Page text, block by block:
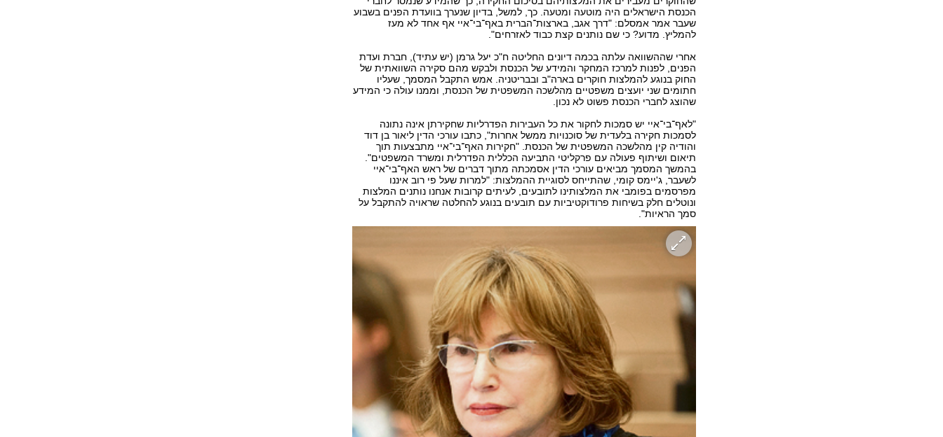
הכנסת הישראלים היה מוטעה ומטעה. כך, למשל, בדיון שנערך בוועדת הפנים בשבוע
שעבר אמר אמסלם: "דרך אגב, בארצות־הברית באף־בי־איי אף אחד לא מעז
להמליץ. מדוע? כי שם נותנים קצת כבוד לאזרחים".
אחרי שההשוואה עלתה בכמה דיונים החליטה ח"כ יעל גרמן (יש עתיד), חברת ועדת
הפנים, לפנות למרכז המחקר והמידע של הכנסת ולבקש מהם סקירה השוואתית של
החוק בנוגע להמלצות חוקרים בארה"ב ובבריטניה. אמש התקבל המסמך, שעליו
חתומים שני יועצים משפטיים מהלשכה המשפטית של הכנסת, וממנו עולה כי המידע
שהוצג לחברי הכנסת פשוט לא נכון.
"לאף־בי־איי יש סמכות לחקור את כל העבירות הפדרליות שחקירתן אינה נתונה
לסמכות חקירה בלעדית של סוכנויות ממשל אחרות", כתבו עורכי הדין ליאור בן דוד
והודיה קין מהלשכה המשפטית של הכנסת. "חקירות האף־בי־איי מתבצעות תוך
תיאום ושיתוף פעולה עם פרקליטי התביעה הכללית הפדרלית ומשרד המשפטים".
בהמשך המסמך מביאים עורכי הדין אסמכתה מתוך דברים של ראש האף־בי־איי
לשעבר, ג'יימס קומי, שהתייחס לסוגיית ההמלצות: "למרות שעל פי רוב איננו
מפרסמים בפומבי את המלצותינו לתובעים, לעיתים קרובות אנחנו נותנים המלצות
ונוטלים חלק בשיחות פרודוקטיביות עם תובעים בנוגע להחלטה שראויה להתקבל על
סמך הראיות".